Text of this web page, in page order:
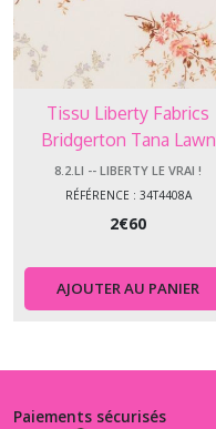
Tissu Liberty Fabrics
Bridgerton Tana Lawn
Garden Blooms
8.2.LI -- LIBERTY LE VRAI !
RÉFÉRENCE : 34T4408A
2€60
AJOUTER AU PANIER
Paiements sécurisés